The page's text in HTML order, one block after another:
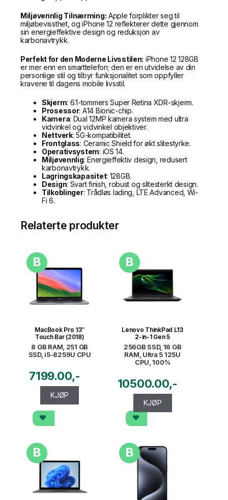
Miljøvennlig Tilnærming: Apple forplikter seg til
miljøbevissthet, og iPhone 12 reflekterer dette gjennom
sin energieffektive design og reduksjon av
karbonavtrykk.
Perfekt for den Moderne Livsstilen: iPhone 12 128GB
er mer enn en smarttelefon; den er en utvidelse av din
personlige stil og tilbyr funksjonalitet som oppfyller
kravene til dagens mobile livsstil.
Skjerm: 6.1-tommers Super Retina XDR-skjerm.
Prosessor: A14 Bionic-chip.
Kamera: Dual 12MP kamera system med ultra
vidvinkel og vidvinkel objektiver.
Nettverk: 5G-kompatibilitet.
Frontglass: Ceramic Shield for økt slitestyrke.
Operativsystem: iOS 14.
Miljøvennlig: Energieffektiv design, redusert
karbonavtrykk.
Lagringskapasitet: 128GB.
Design: Svart finish, robust og slitesterkt design.
Tilkoblinger: Trådløs lading, LTE Advanced, Wi-
Fi 6.
Relaterte produkter
B
MacBook Pro 13″
Touch Bar (2018)
8 GB RAM, 251 GB
SSD, i5-8259U CPU
7199.00
KJØP
B
Lenovo ThinkPad L13
2-in-1 Gen 5
256GB SSD, 16 GB
RAM, Ultra 5 125U
CPU, 100%
10500.00
KJØP
B B